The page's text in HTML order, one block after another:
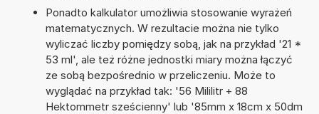
Ponadto kalkulator umożliwia stosowanie wyrażeń
matematycznych. W rezultacie można nie tylko
wyliczać liczby pomiędzy sobą, jak na przykład '21 *
53 ml', ale też różne jednostki miary można łączyć
ze sobą bezpośrednio w przeliczeniu. Może to
wyglądać na przykład tak: '56 Mililitr + 88
Hektommetr sześcienny' lub '85mm x 18cm x 50dm